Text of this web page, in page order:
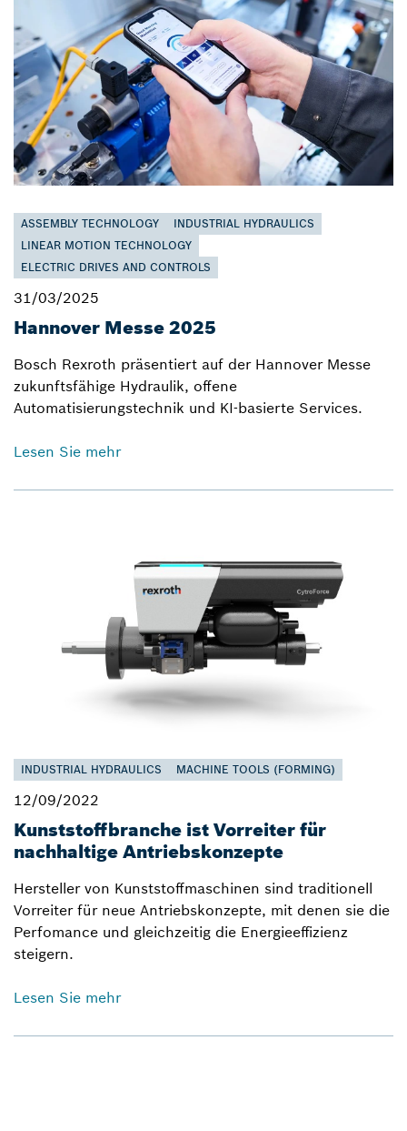
ASSEMBLY TECHNOLOGY
INDUSTRIAL HYDRAULICS
LINEAR MOTION TECHNOLOGY
ELECTRIC DRIVES AND CONTROLS
31/03/2025
Hannover Messe 2025
Bosch Rexroth präsentiert auf der Hannover Messe
zukunftsfähige Hydraulik, offene
Automatisierungstechnik und KI-basierte Services.
Lesen Sie mehr
INDUSTRIAL HYDRAULICS MACHINE TOOLS (FORMING)
12/09/2022
Kunststoffbranche ist Vorreiter für
nachhaltige Antriebskonzepte
Hersteller von Kunststoffmaschinen sind traditionell
Vorreiter für neue Antriebskonzepte, mit denen sie die
Perfomance und gleichzeitig die Energieeffizienz
steigern.
Lesen Sie mehr